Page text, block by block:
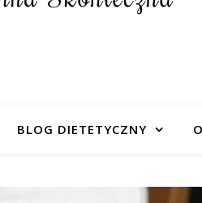
BLOG DIETETYCZNY